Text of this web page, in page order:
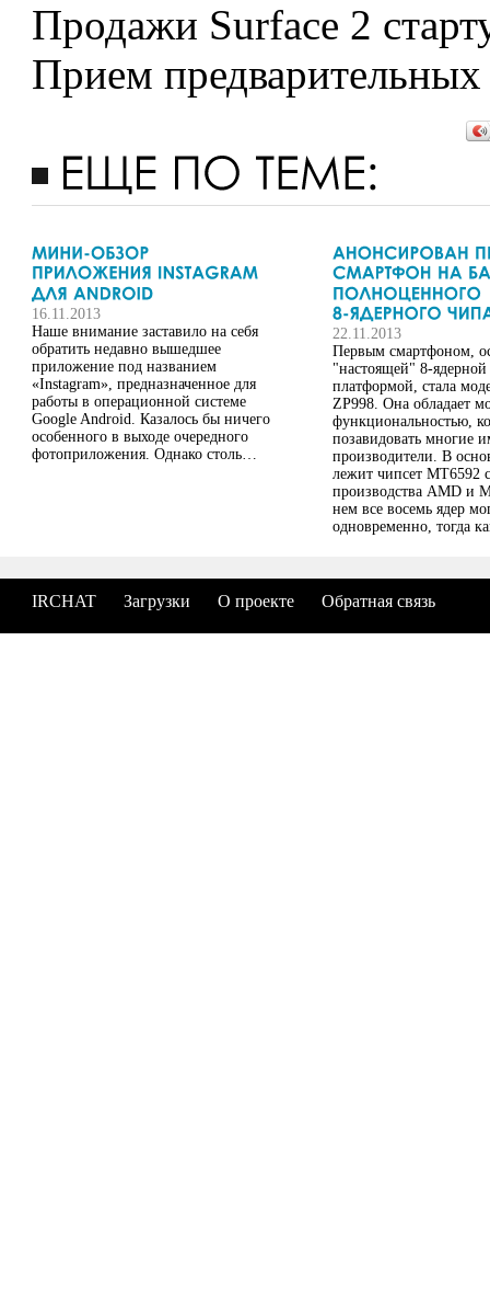
Продажи Surface 2
Прием предварительных
16.11.2013
Наше внимание заставило на себя
обратить недавно вышедшее
приложение под названием
«Instagram», предназначенное для
работы в операционной системе
Google Android. Казалось бы ничего
особенного в выходе очередного
фотоприложения. Однако столь…
22.11.2013
Первым смартфоном,
"настоящей" 8-ядерной
платформой, стала
ZP998. Она обладает
функциональностью,
позавидовать многие
производители. В
лежит чипсет MT6592
производства AMD и
нем все восемь ядер
одновременно, тогда
установленная во
S4 и Galaxy Note 3,
только четыре ядра в
IRCHAT Загрузки О проекте Обратная связь